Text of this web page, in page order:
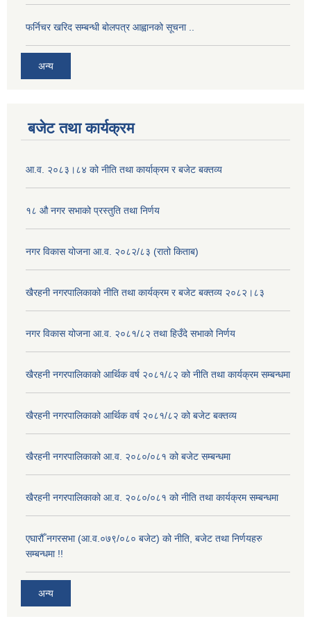
फर्निचर खरिद सम्बन्धी बोलपत्र आह्वानको सूचना ..
अन्य
बजेट तथा कार्यक्रम
आ.व. २०८३।८४ को नीति तथा कार्याक्रम र बजेट बक्तव्य
१८ औ नगर सभाको प्रस्तुति तथा निर्णय
नगर विकास योजना आ.व. २०८२/८३ (रातो किताब)
खैरहनी नगरपालिकाको नीति तथा कार्यक्रम र बजेट बक्तव्य २०८२।८३
नगर विकास योजना आ.व. २०८१/८२ तथा हिउँदे सभाको निर्णय
खैरहनी नगरपालिकाको आर्थिक वर्ष २०८१/८२ को नीति तथा कार्यक्रम सम्बन्धमा
खैरहनी नगरपालिकाको आर्थिक वर्ष २०८१/८२ को बजेट बक्तव्य
खैरहनी नगरपालिकाको आ.व. २०८०/०८१ को बजेट सम्बन्धमा
खैरहनी नगरपालिकाको आ.व. २०८०/०८१ को नीति तथा कार्यक्रम सम्बन्धमा
एघारौँ नगरसभा (आ.व.०७९/०८० बजेट) को नीति, बजेट तथा निर्णयहरु
सम्बन्धमा !!
अन्य